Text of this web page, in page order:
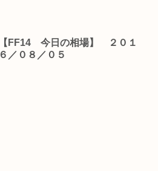
【FF14 今日の相場】 ２０１
６／０８／０５